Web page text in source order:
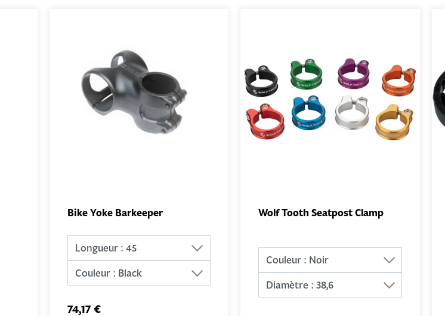
AU PANIER
Bike Yoke Barkeeper
74,17 €
Wolf Tooth Seatpost Clamp